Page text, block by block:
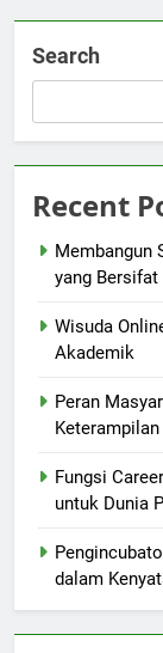
Search
Recent
Membangun
yang
Wisuda
Akademik
Peran
Fungsi
untuk Dunia
dalam